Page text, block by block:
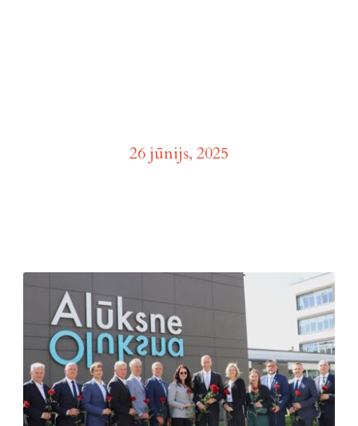
26 jūnijs, 2025